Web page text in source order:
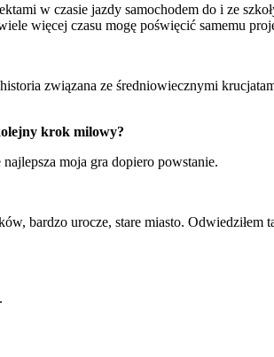
w czasie jazdy samochodem do i ze
więcej czasu mogę poświęcić samemu
związana ze średniowiecznymi
krok milowy?
moja gra dopiero powstanie.
bardzo urocze, stare miasto. Odwiedziłem